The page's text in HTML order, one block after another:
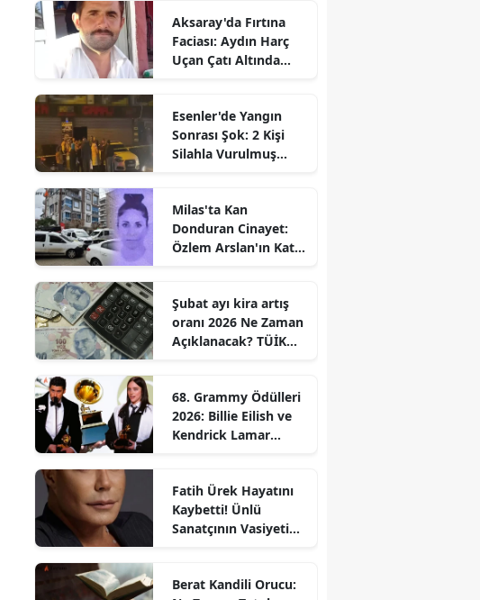
Aksaray'da Fırtına
Faciası: Aydın Harç
Uçan Çatı Altında
Esenler'de Yangın
Sonrası Şok: 2 Kişi
Silahla Vurulmuş
Milas'ta Kan
Donduran Cinayet:
Özlem Arslan'ın Katili
Şubat ayı kira artış
oranı 2026 Ne Zaman
Açıklanacak? TÜİK
68. Grammy Ödülleri
2026: Billie Eilish ve
Kendrick Lamar
Fatih Ürek Hayatını
Kaybetti! Ünlü
Sanatçının Vasiyeti
Berat Kandili Orucu: